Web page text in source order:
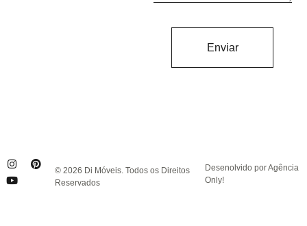
Enviar
© 2026 Di Móveis. Todos os Direitos
Reservados
Desenolvido por Agência
Only!